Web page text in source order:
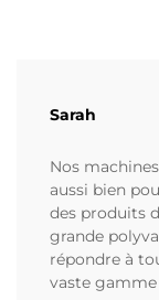
Sarah
Nos
aussi bien
des produits
grande
répondre à
vaste gamme